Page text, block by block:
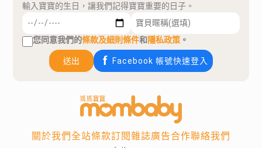
輸入寶寶的生日，讓我們記得寶寶重要的日子。
您同意我們的條款及細則條件和隱私政策 。
送出 Facebook 帳號快速登入
關於我們全站條款訂閱雜誌廣告合作聯絡我們